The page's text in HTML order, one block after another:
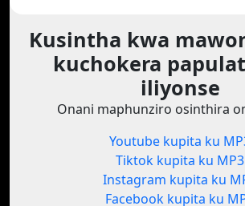
Kusintha kwa
kuchokera
iliyonse
Onani maphunziro osinthira
Youtube kupita ku
Tiktok kupita ku MP3
Instagram kupita ku
Facebook kupita ku